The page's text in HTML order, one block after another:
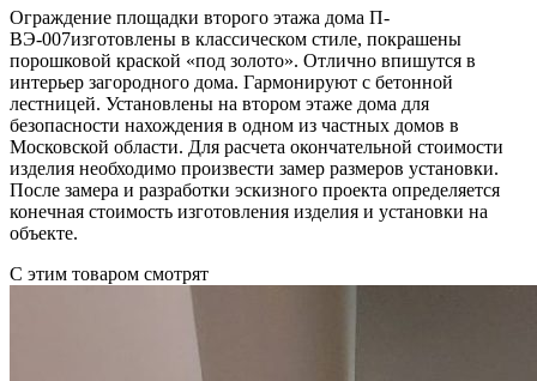
Ограждение площадки второго этажа дома П-
ВЭ-007изготовлены в классическом стиле, покрашены
порошковой краской «под золото». Отлично впишутся в
интерьер загородного дома. Гармонируют с бетонной
лестницей. Установлены на втором этаже дома для
безопасности нахождения в одном из частных домов в
Московской области. Для расчета окончательной стоимости
изделия необходимо произвести замер размеров установки.
После замера и разработки эскизного проекта определяется
конечная стоимость изготовления изделия и установки на
объекте.
С этим товаром смотрят